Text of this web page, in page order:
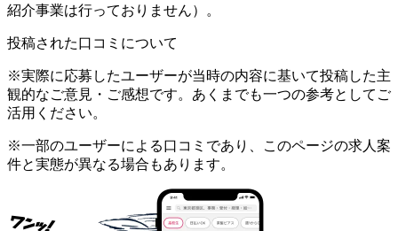
紹介事業は行っておりません）。
投稿された口コミについて
※実際に応募したユーザーが当時の内容に基いて投稿した主
観的なご意見・ご感想です。あくまでも一つの参考としてご
活用ください。
※一部のユーザーによる口コミであり、このページの求人案
件と実態が異なる場合もあります。